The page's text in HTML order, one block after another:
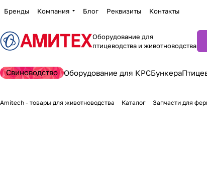
Бренды Компания Блог Реквизиты Контакты
Оборудование для
птицеводства и животноводства
Свиноводство Оборудование для КРСБункера
Amitech - товары для животноводства Каталог Запчасти для